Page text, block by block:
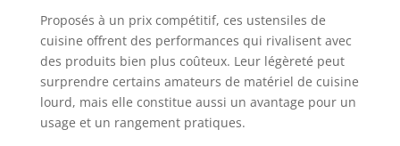
de Gotham Steel.
Chaque batterie
de cuisine est
généreusement
revêtue 3 fois avec
un revêtement
Proposés à un prix compétitif, ces ustensiles de
cuisine offrent des performances qui rivalisent avec
des produits bien plus coûteux. Leur légèreté peut
surprendre certains amateurs de matériel de cuisine
lourd, mais elle constitue aussi un avantage pour un
usage et un rangement pratiques.